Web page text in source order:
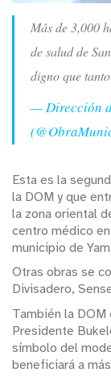
Más de 3,000
de salud de
digno que
— Dirección
Esta es la
la DOM y que
la zona oriental
centro médico
municipio de
Otras obras se
Divisadero,
También la
Presidente
símbolo del
beneficiará a